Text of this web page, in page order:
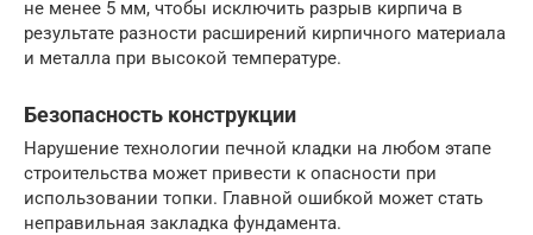
не менее 5 мм, чтобы исключить разрыв кирпича в
результате разности расширений кирпичного материала
и металла при высокой температуре.
Безопасность конструкции
Нарушение технологии печной кладки на любом этапе
строительства может привести к опасности при
использовании топки. Главной ошибкой может стать
неправильная закладка фундамента.